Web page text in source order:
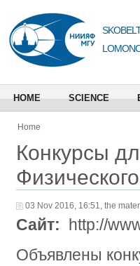
HOME SCIENCE
Home
Конкурсы
03 Nov 2016, 16:51, the
Сайт: http://
Объявлены